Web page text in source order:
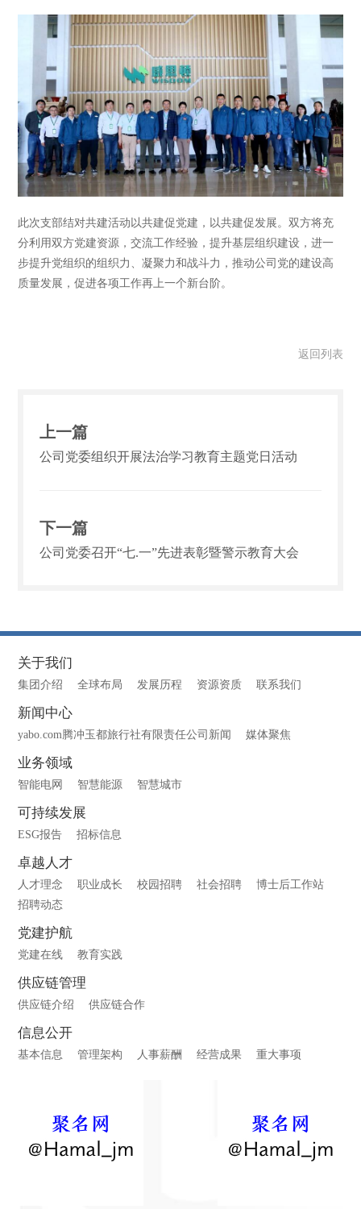
此次支部结对共建活动以共建促党建，以共建促发展。双方将充
分利用双方党建资源，交流工作经验，提升基层组织建设，进一
步提升党组织的组织力、凝聚力和战斗力，推动公司党的建设高
质量发展，促进各项工作再上一个新台阶。
返回列表
上一篇
公司党委组织开展法治学习教育主题党日活动
下一篇
公司党委召开“七.一”先进表彰暨警示教育大会
关于我们
集团介绍 全球布局 发展历程 资源资质 联系我们
新闻中心
yabo.com腾冲玉都旅行社有限责任公司新闻 媒体聚焦
业务领域
智能电网 智慧能源 智慧城市
可持续发展
ESG报告 招标信息
卓越人才
人才理念 职业成长 校园招聘 社会招聘
博士后工作站
招聘动态
党建护航
党建在线 教育实践
供应链管理
供应链介绍 供应链合作
信息公开
基本信息 管理架构 人事薪酬 经营成果 重大事项